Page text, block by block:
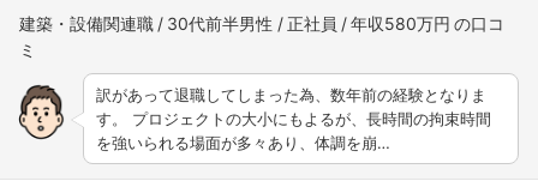
建築・設備関連職 30代前半男性 正社員 年収580万円
訳があって退職してしまった為、数年前の経験となりま
す。 プロジェクトの大小にもよるが、長時間の拘束時間
を強いられる場面が多々あり、体調を崩…